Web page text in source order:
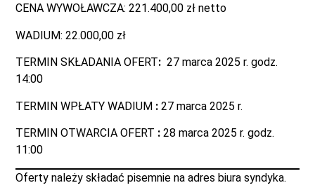
CENA WYWOŁAWCZA: 221.400,00 zł netto
WADIUM: 22.000,00 zł
TERMIN SKŁADANIA OFERT:27 marca 2025 r. godz.
14:00
TERMIN WPŁATY WADIUM :27 marca 2025 r.
TERMIN OTWARCIA OFERT : 28 marca 2025 r. godz.
11:00
Oferty należy składać pisemnie na adres biura syndyka.